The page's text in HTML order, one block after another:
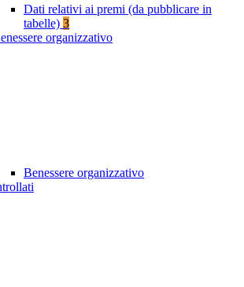
Dati relativi ai premi (da pubblicare in
tabelle) 3
organizzativo
Benessere organizzativo